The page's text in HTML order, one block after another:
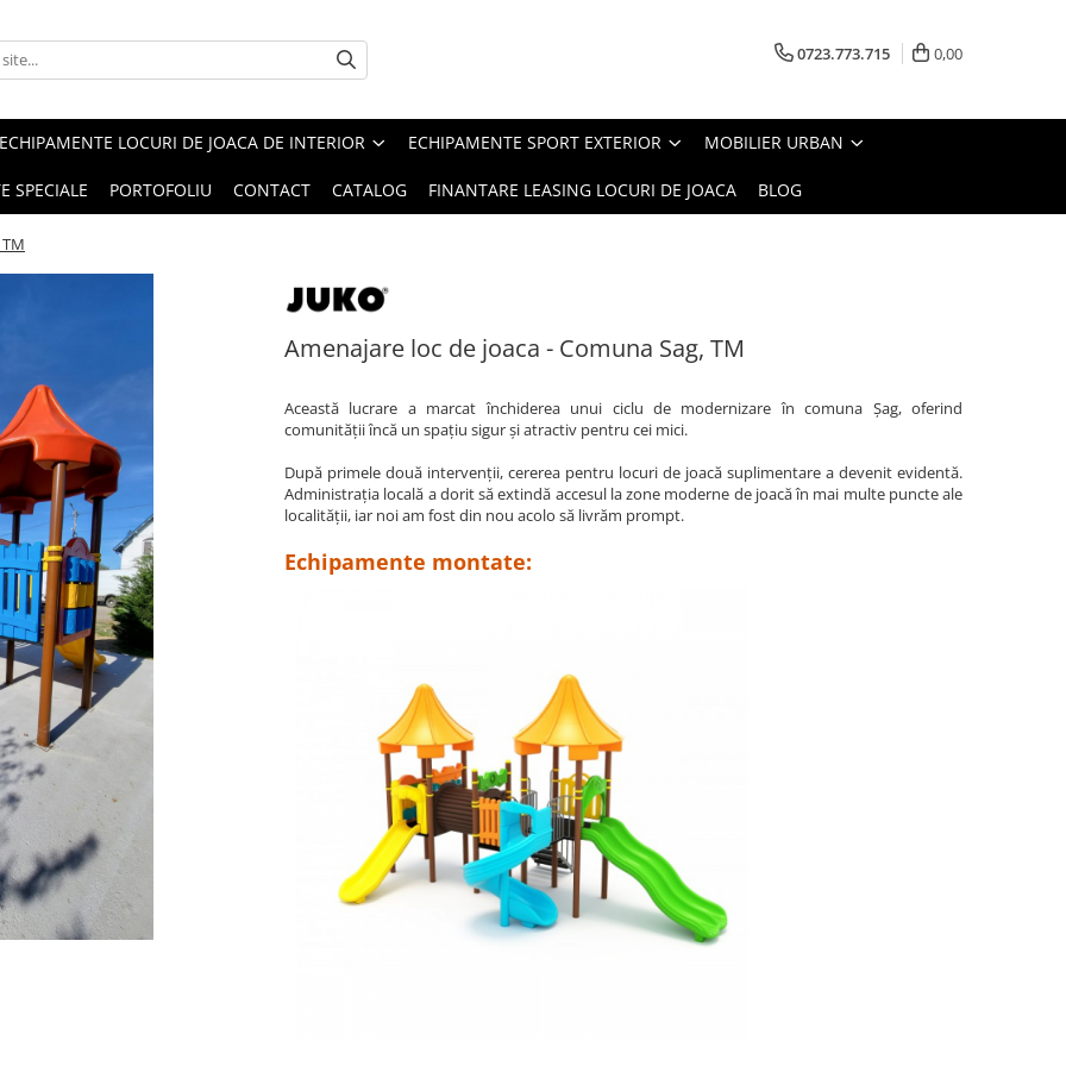
0723.773.715 0,00
ECHIPAMENTE LOCURI DE JOACA DE INTERIOR ECHIPAMENTE SPORT EXTERIOR MOBILIER URBAN
SPECIALE PORTOFOLIU CONTACT CATALOG FINANTARE LEASING LOCURI DE JOACA BLOG
Amenajare loc de joaca - Comuna Sag, TM
Această lucrare a marcat închiderea unui ciclu de modernizare în comuna Șag, oferind
comunității încă un spațiu sigur și atractiv pentru cei mici.
După primele două intervenții, cererea pentru locuri de joacă suplimentare a devenit evidentă.
Administrația locală a dorit să extindă accesul la zone moderne de joacă în mai multe puncte ale
localității, iar noi am fost din nou acolo să livrăm prompt.
Echipamente montate: